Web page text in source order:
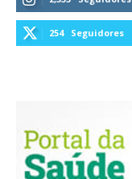
254 Seguidores